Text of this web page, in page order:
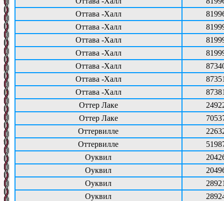
Оттава -Халл
Оттава -Халл
Оттава -Халл
Оттава -Халл
Оттава -Халл
Оттава -Халл
Оттава -Халл
Оттер Лаке
Оттер Лаке
Оттервилле
Оттервилле
Оуквил
Оуквил
Оуквил
Оуквил